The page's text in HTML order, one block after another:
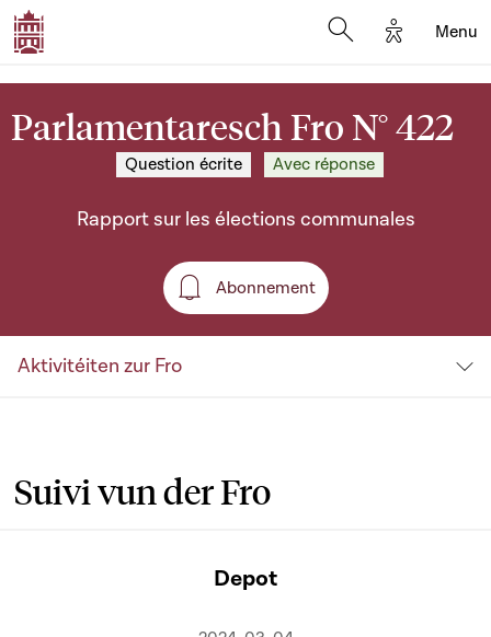
Options
Menu
Parlamentaresch Fro N° 422
Question écrite Avec réponse
Rapport sur les élections communales
Abonnement
Abonnement
Aktivitéiten zur Fro
Suivi vun der Fro
Depot